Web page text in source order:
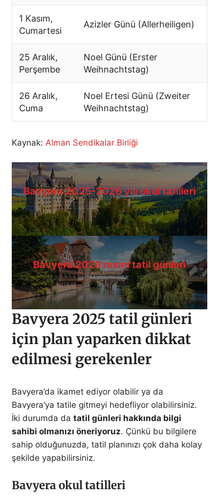
1 Kasım,
Cumartesi
Azizler Günü (Allerheiligen)
25 Aralık,
Perşembe
Noel Günü (Erster
Weihnachtstag)
26 Aralık,
Cuma
Noel Ertesi Günü (Zweiter
Weihnachtstag)
Kaynak: Alman Sendikalar Birliği
Bavyera 2025-2026 yılı okul tatilleri
Bavyera 2026 resmi tatil günleri
Bavyera 2025 tatil günleri
için plan yaparken dikkat
edilmesi gerekenler
Bavyera’da ikamet ediyor olabilir ya da
Bavyera’ya tatile gitmeyi hedefliyor olabilirsiniz.
İki durumda da tatil günleri hakkında bilgi
sahibi olmanızı öneriyoruz. Çünkü bu bilgilere
sahip olduğunuzda, tatil planınızı çok daha kolay
şekilde yapabilirsiniz.
Bavyera okul tatilleri